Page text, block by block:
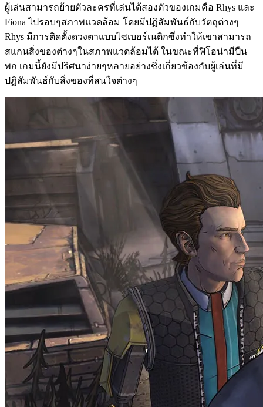
ผู้เล่นสามารถย้ายตัวละครที่เล่นได้สองตัวของเกมคือ Rhys และ
Fiona ไปรอบๆสภาพแวดล้อม โดยมีปฏิสัมพันธ์กับวัตถุต่างๆ
Rhys มีการติดตั้งดวงตาแบบไซเบอร์เนติกซึ่งทำให้เขาสามารถ
สแกนสิ่งของต่างๆในสภาพแวดล้อมได้ ในขณะที่ฟิโอน่ามีปืน
พก เกมนี้ยังมีปริศนาง่ายๆหลายอย่างซึ่งเกี่ยวข้องกับผู้เล่นที่มี
ปฏิสัมพันธ์กับสิ่งของที่สนใจต่างๆ